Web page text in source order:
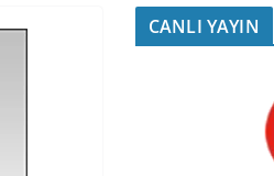
CANLI YAYIN